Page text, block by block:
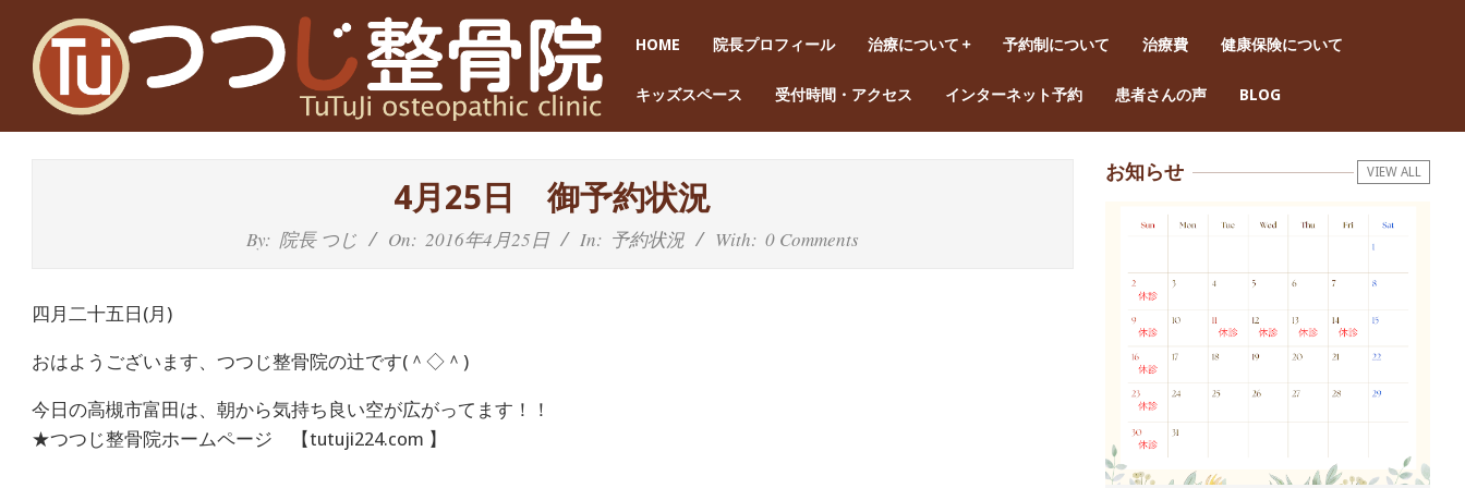
content
高
田
茨
木
の
HOME 院長プロフィール 治療について 予約制について 治療費 健康保険について
キッズスペース 受付時間・アクセス インターネット予約 患者さんの声 BLOG
4月25日 御予約状況
By: 院長 つじ On: 2016年4月25日 In: 予約状況 With: 0 Comments
四月二十五日(月)
おはようございます、つつじ整骨院の辻です(＾◇＾)
今日の高槻市富田は、朝から気持ち良い空が広がってます！！
★つつじ整骨院ホームページ 【tutuji224.com 】
お知らせ VIEW ALL